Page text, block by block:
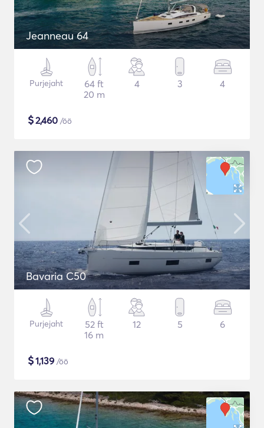
Jeanneau 64
Purjejaht
64 ft
20 m
4 3 4
$2,460 /öö
Bavaria C50
Purjejaht
52 ft
16 m
12 5 6
$1,139 /öö